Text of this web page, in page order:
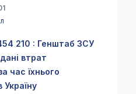
210 : Генштаб ЗСУ
втрат
час їхнього
Україну